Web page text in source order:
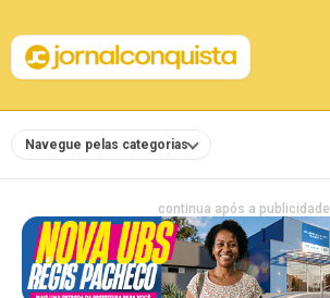
Navegue pelas categorias
continua após a publicidade